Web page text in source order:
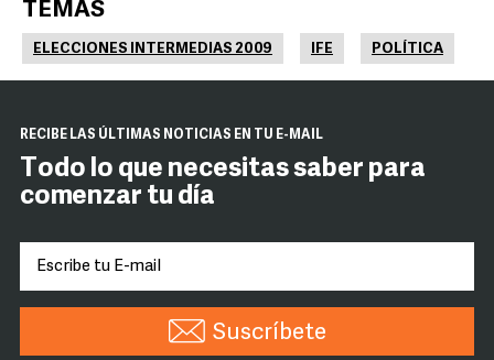
TEMAS
ELECCIONES INTERMEDIAS 2009 IFE POLÍTICA
RECIBE LAS ÚLTIMAS NOTICIAS EN TU E-MAIL
Todo lo que necesitas saber para
comenzar tu día
Suscríbete